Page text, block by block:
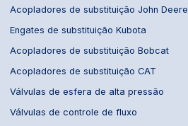
Acopladores de substituição John Deere
Engates de substituição Kubota
Acopladores de substituição Bobcat
Acopladores de substituição CAT
Válvulas de esfera de alta pressão
Válvulas de controle de fluxo